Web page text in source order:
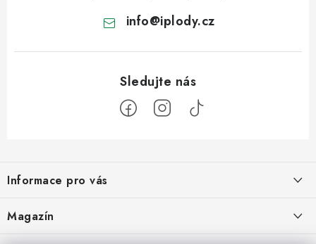
info@iplody.cz
p
a
Informace pro vás
Velkoobchod
Magazín